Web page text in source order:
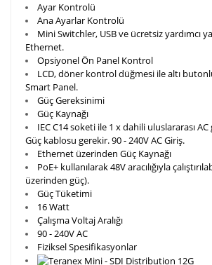
Ayar Kontrolü
Ana Ayarlar Kontrolü
Mini Switchler, USB ve ücretsiz yardımcı
Ethernet.
Opsiyonel Ön Panel Kontrol
LCD, döner kontrol düğmesi ile altı
Smart Panel.
Güç Gereksinimi
Güç Kaynağı
IEC C14 soketi ile 1 x dahili uluslararası AC
Güç kablosu gerekir. 90 - 240V AC Giriş.
Ethernet üzerinden Güç Kaynağı
PoE+ kullanılarak 48V aracılığıyla
üzerinden güç).
Güç Tüketimi
16 Watt
Çalışma Voltaj Aralığı
90 - 240V AC
Fiziksel Spesifikasyonlar